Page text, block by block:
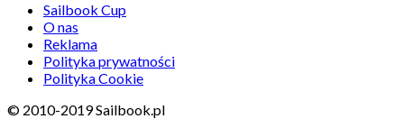
Sailbook Cup
O nas
Reklama
Polityka prywatności
Polityka Cookie
© 2010-2019 Sailbook.pl